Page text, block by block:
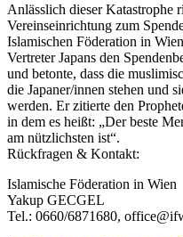
Anlässlich dieser Katastrophe
Vereinseinrichtung zum
Islamischen Föderation in
Vertreter Japans den
und betonte, dass die
die Japaner/innen stehen und
werden. Er zitierte den
in dem es heißt: „Der beste
am nützlichsten ist“.
Rückfragen & Kontakt:
Islamische Föderation in Wien
Yakup GECGEL
Tel.: 0660/6871680,